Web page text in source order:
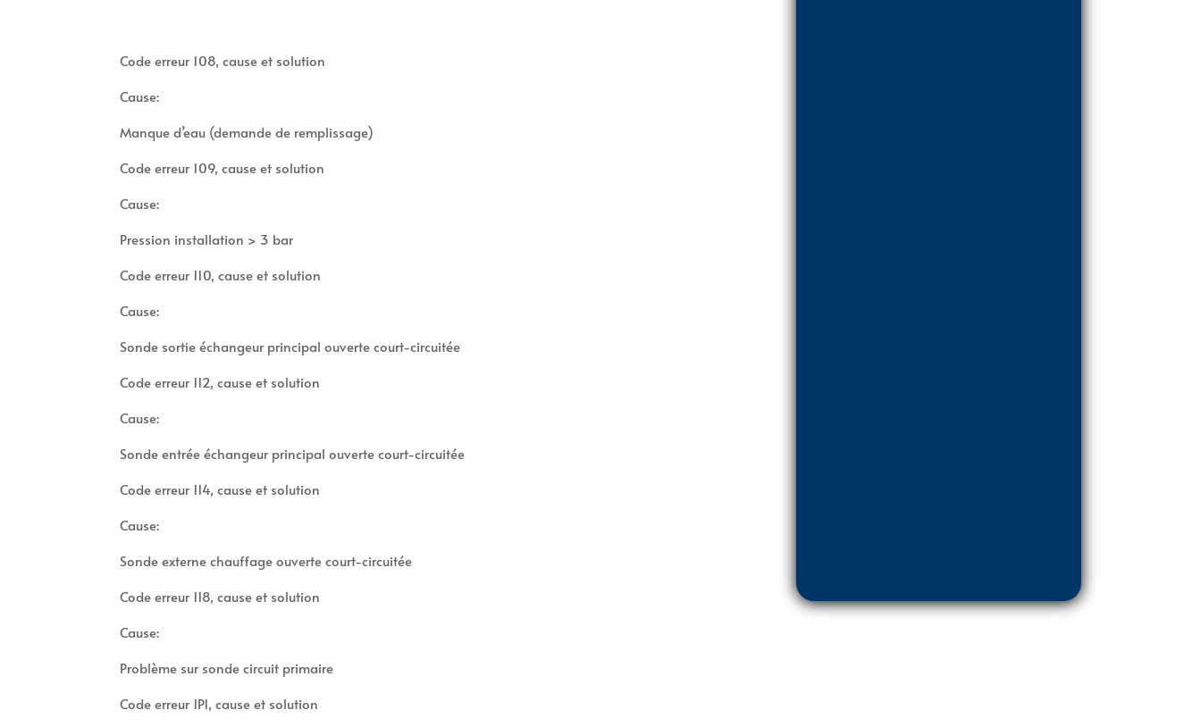
Code erreur 108, cause et solution
Cause:
Manque d’eau (demande de remplissage)
Code erreur 109, cause et solution
Cause:
Pression installation > 3 bar
Code erreur 110, cause et solution
Cause:
Sonde sortie échangeur principal ouverte court-circuitée
Code erreur 112, cause et solution
Cause:
Sonde entrée échangeur principal ouverte court-circuitée
Code erreur 114, cause et solution
Cause:
Sonde externe chauffage ouverte court-circuitée
Code erreur 118, cause et solution
Cause:
Problème sur sonde circuit primaire
Code erreur 1P1, cause et solution